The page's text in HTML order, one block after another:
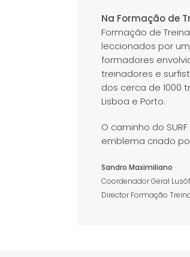
Na Formação de
Formação de
leccionados por
formadores
treinadores e
dos cerca de 1000
Lisboa e Porto.
O caminho do
emblema criado
Sandro Maximiliano
Coordenador Geral
Director Formação